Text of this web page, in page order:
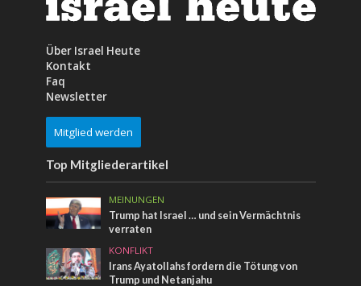
Über Israel Heute
Kontakt
Faq
Newsletter
Mitglied werden
Top Mitgliederartikel
MEINUNGEN
Trump hat Israel … und sein Vermächtnis
verraten
KONFLIKT
Irans Ayatollahs fordern die Tötung von
Trump und Netanjahu